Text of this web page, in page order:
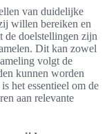
van duidelijke
willen bereiken en
de doelstellingen zijn
Dit kan zowel
volgt de
kunnen worden
het essentieel om de
aan relevante